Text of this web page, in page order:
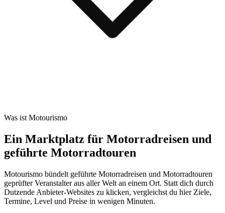
Was ist Motourismo
Ein Marktplatz für Motorradreisen und
geführte Motorradtouren
Motourismo bündelt geführte Motorradreisen und Motorradtouren
geprüfter Veranstalter aus aller Welt an einem Ort. Statt dich durch
Dutzende Anbieter-Websites zu klicken, vergleichst du hier Ziele,
Termine, Level und Preise in wenigen Minuten.